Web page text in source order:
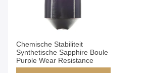
Chemische Stabiliteit
Synthetische Sapphire Boule
Purple Wear Resistance